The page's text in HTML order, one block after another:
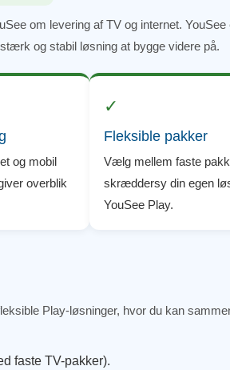
om levering af TV og internet.
og stabil løsning at bygge videre på.
og mobil
overblik
✓
Fleksible pakker
Vælg mellem faste
skræddersy din egen
YouSee Play.
Play-løsninger, hvor du kan
faste TV-pakker).